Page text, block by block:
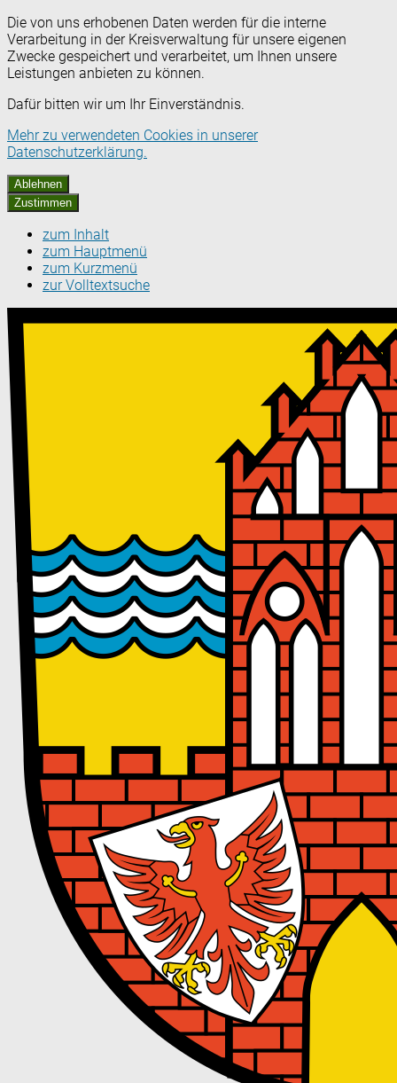
Die von uns erhobenen Daten werden für die interne
Verarbeitung in der Kreisverwaltung für unsere eigenen
Zwecke gespeichert und verarbeitet, um Ihnen unsere
Leistungen anbieten zu können.
Dafür bitten wir um Ihr Einverständnis.
Mehr zu verwendeten Cookies in unserer
Datenschutzerklärung.
Ablehnen
Zustimmen
zum Inhalt
zum Hauptmenü
zum Kurzmenü
zur Volltextsuche